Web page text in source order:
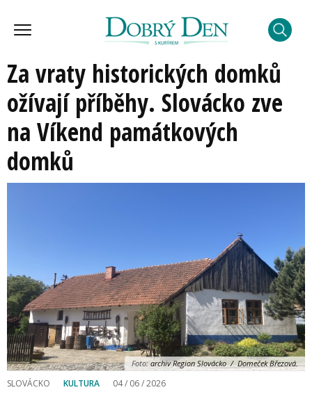
Za vraty historických domků
ožívají příběhy. Slovácko zve
na Víkend památkových
domků
Foto: archiv Region Slovácko / Domeček Březová.
SLOVÁCKO KULTURA 04 / 06 / 2026